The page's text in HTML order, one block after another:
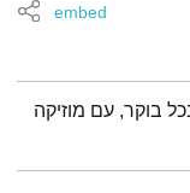
embed
בוקר, עם מוזיקה